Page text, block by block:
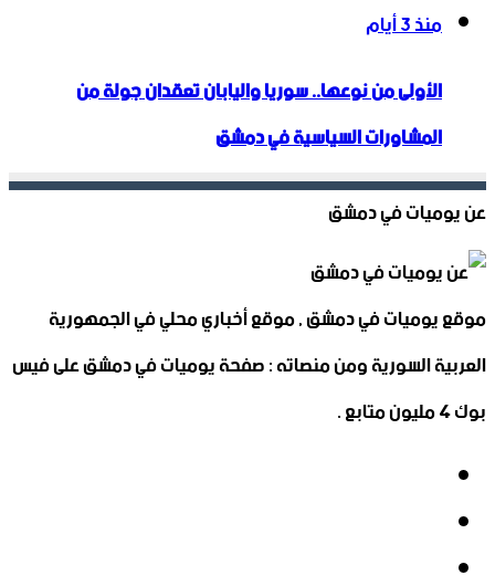
منذ 3 أيام
الأولى من نوعها.. سوريا واليابان تعقدان جولة من
المشاورات السياسية في دمشق
عن يوميات في دمشق
موقع يوميات في دمشق , موقع أخباري محلي في الجمهورية
العربية السورية ومن منصاته : صفحة يوميات في دمشق على فيس
بوك 4 مليون متابع .